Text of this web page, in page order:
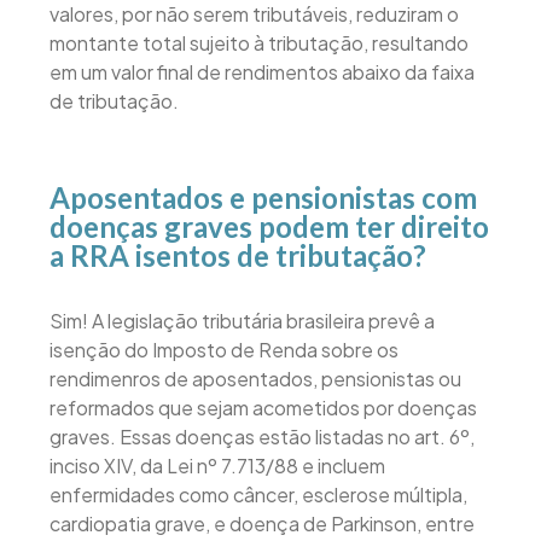
valores, por não serem tributáveis, reduziram o
montante total sujeito à tributação, resultando
em um valor final de rendimentos abaixo da faixa
de tributação.
Aposentados e pensionistas com
doenças graves podem ter direito
a RRA isentos de tributação?
Sim! A legislação tributária brasileira prevê a
isenção do Imposto de Renda sobre os
rendimenros de aposentados, pensionistas ou
reformados que sejam acometidos por doenças
graves. Essas doenças estão listadas no art. 6º,
inciso XIV, da Lei nº 7.713/88 e incluem
enfermidades como câncer, esclerose múltipla,
cardiopatia grave, e doença de Parkinson, entre